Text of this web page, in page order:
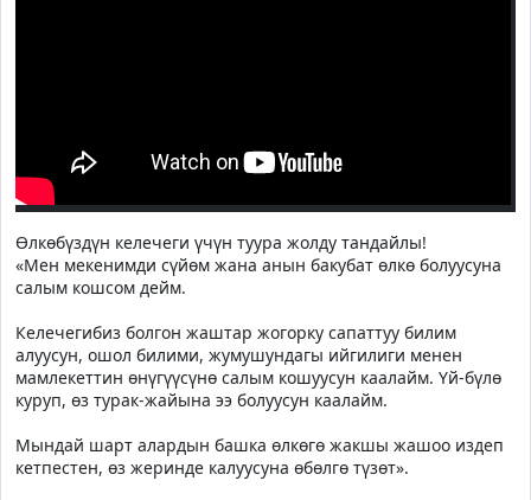
Өлкөбүздүн келечеги үчүн туура жолду тандайлы!
«Мен мекенимди сүйөм жана анын бакубат өлкө болуусуна
салым кошсом дейм.
Келечегибиз болгон жаштар жогорку сапаттуу билим
алуусун, ошол билими, жумушундагы ийгилиги менен
мамлекеттин өнүгүүсүнө салым кошуусун каалайм. Үй-бүлө
куруп, өз турак-жайына ээ болуусун каалайм.
Мындай шарт алардын башка өлкөгө жакшы жашоо издеп
кетпестен, өз жеринде калуусуна өбөлгө түзөт».